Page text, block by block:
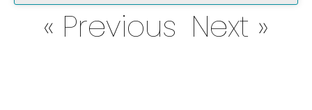
« Previous Next »